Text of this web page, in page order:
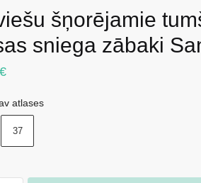
šņorējamie
sniega zābaki
€
atlases
37